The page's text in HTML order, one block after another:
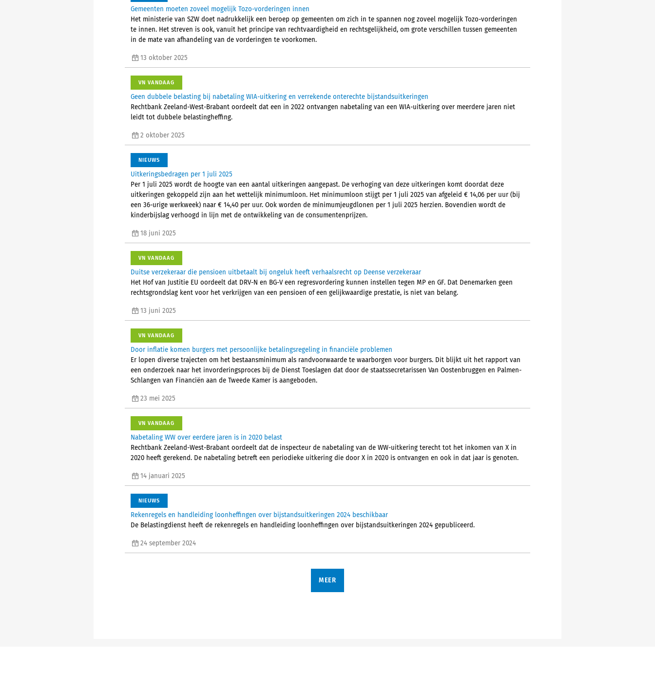
Gemeenten moeten zoveel mogelijk Tozo-vorderingen innen
Het ministerie van SZW doet nadrukkelijk een beroep op gemeenten om zich in te spannen nog zoveel mogelijk Tozo-vorderingen
te innen. Het streven is ook, vanuit het principe van rechtvaardigheid en rechtsgelijkheid, om grote verschillen tussen gemeenten
in de mate van afhandeling van de vorderingen te voorkomen.
13 oktober 2025
VN VANDAAG
Geen dubbele belasting bij nabetaling WIA-uitkering en verrekende onterechte bijstandsuitkeringen
Rechtbank Zeeland-West-Brabant oordeelt dat een in 2022 ontvangen nabetaling van een WIA-uitkering over meerdere jaren niet
leidt tot dubbele belastingheffing.
2 oktober 2025
NIEUWS
Uitkeringsbedragen per 1 juli 2025
Per 1 juli 2025 wordt de hoogte van een aantal uitkeringen aangepast. De verhoging van deze uitkeringen komt doordat deze
uitkeringen gekoppeld zijn aan het wettelijk minimumloon. Het minimumloon stijgt per 1 juli 2025 van afgeleid € 14,06 per uur (bij
een 36-urige werkweek) naar € 14,40 per uur. Ook worden de minimumjeugdlonen per 1 juli 2025 herzien. Bovendien wordt de
kinderbijslag verhoogd in lijn met de ontwikkeling van de consumentenprijzen.
18 juni 2025
VN VANDAAG
Duitse verzekeraar die pensioen uitbetaalt bij ongeluk heeft verhaalsrecht op Deense verzekeraar
Het Hof van Justitie EU oordeelt dat DRV-N en BG-V een regresvordering kunnen instellen tegen MP en GF. Dat Denemarken geen
rechtsgrondslag kent voor het verkrijgen van een pensioen of een gelijkwaardige prestatie, is niet van belang.
13 juni 2025
VN VANDAAG
Door inflatie komen burgers met persoonlijke betalingsregeling in financiële problemen
Er lopen diverse trajecten om het bestaansminimum als randvoorwaarde te waarborgen voor burgers. Dit blijkt uit het rapport van
een onderzoek naar het invorderingsproces bij de Dienst Toeslagen dat door de staatssecretarissen Van Oostenbruggen en Palmen-
Schlangen van Financiën aan de Tweede Kamer is aangeboden.
23 mei 2025
VN VANDAAG
Nabetaling WW over eerdere jaren is in 2020 belast
Rechtbank Zeeland-West-Brabant oordeelt dat de inspecteur de nabetaling van de WW-uitkering terecht tot het inkomen van X in
2020 heeft gerekend. De nabetaling betreft een periodieke uitkering die door X in 2020 is ontvangen en ook in dat jaar is genoten.
14 januari 2025
NIEUWS
Rekenregels en handleiding loonheffingen over bijstandsuitkeringen 2024 beschikbaar
De Belastingdienst heeft de rekenregels en handleiding loonheffingen over bijstandsuitkeringen 2024 gepubliceerd.
24 september 2024
MEER